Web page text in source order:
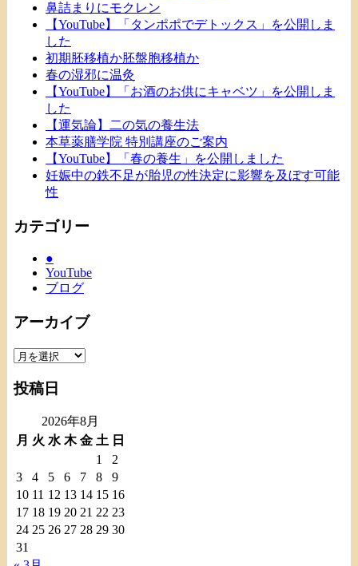
鼻詰まりにモクレン
【YouTube】「タンポポでデトックス」を公開しま
した
初期胚移植か胚盤胞移植か
春の湿邪に温灸
【YouTube】「お酒のお供にキャベツ」を公開しま
した
【運気論】二の気の養生法
本草薬膳学院 特別講座のご案内
【YouTube】「春の養生」を公開しました
妊娠中の鉄不足が胎児の性決定に影響を及ぼす可能
性
カテゴリー
●
YouTube
ブログ
アーカイブ
ア
カ
投稿日
2026年8月
月 火 水 木 金 土 日
1
2
3
4 5 6 7 8
9
10 11 12 13 14 15 16
17 18 19 20 21 22 23
24 25 26 27 28 29 30
31